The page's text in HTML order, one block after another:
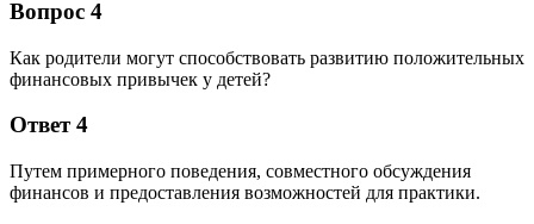
Вопрос 4
Как родители могут способствовать развитию положительных
финансовых привычек у детей?
Ответ 4
Путем примерного поведения, совместного обсуждения
финансов и предоставления возможностей для практики.